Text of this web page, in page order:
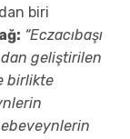
biri
“Eczacıbaşı
geliştirilen
birlikte
ebeveynlerin